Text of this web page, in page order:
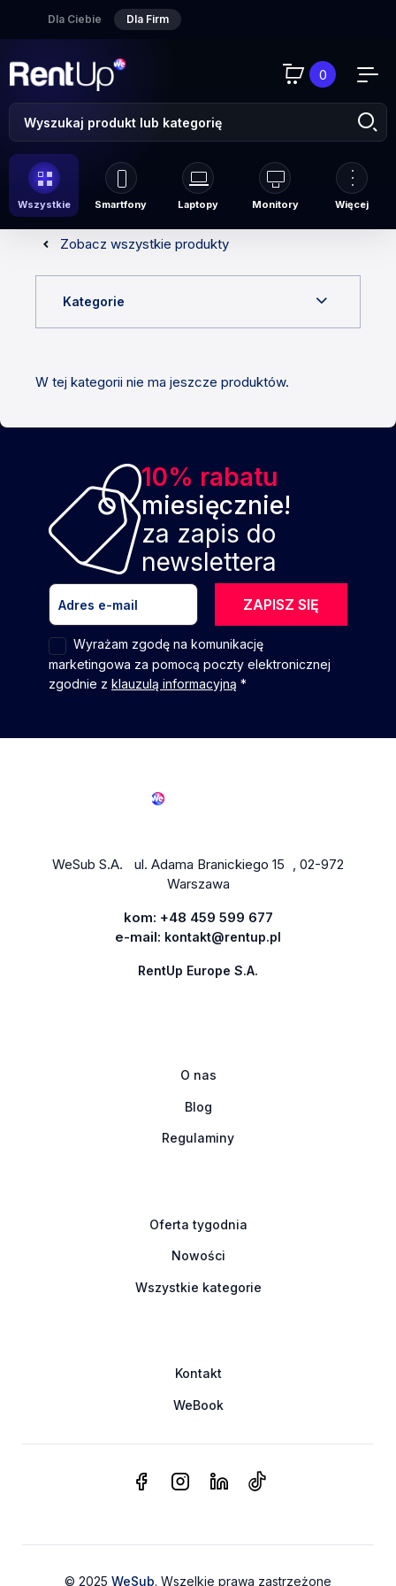
Dla Ciebie Dla Firm
0
Wszystkie Smartfony Laptopy Monitory Więcej
Zobacz wszystkie produkty
Kategorie
W tej kategorii nie ma jeszcze produktów.
10% rabatu
miesięcznie!
za zapis do
newslettera
ZAPISZ SIĘ
Wyrażam zgodę na komunikację
marketingowa za pomocą poczty elektronicznej
zgodnie z klauzulą informacyjną *
WeSub S.A. ul. Adama Branickiego 15 , 02-972
Warszawa
kom: +48 459 599 677
e-mail: kontakt@rentup.pl
RentUp Europe S.A.
O nas
Blog
Regulaminy
Oferta tygodnia
Nowości
Wszystkie kategorie
Kontakt
WeBook
© 2025 WeSub. Wszelkie prawa zastrzeżone